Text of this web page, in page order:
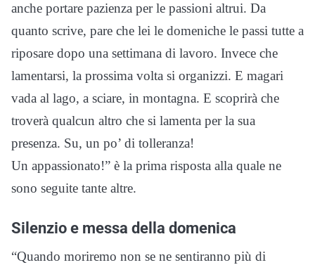
anche portare pazienza per le passioni altrui. Da
quanto scrive, pare che lei le domeniche le passi tutte a
riposare dopo una settimana di lavoro. Invece che
lamentarsi, la prossima volta si organizzi. E magari
vada al lago, a sciare, in montagna. E scoprirà che
troverà qualcun altro che si lamenta per la sua
presenza. Su, un po’ di tolleranza!
Un appassionato!” è la prima risposta alla quale ne
sono seguite tante altre.
Silenzio e messa della domenica
“Quando moriremo non se ne sentiranno più di